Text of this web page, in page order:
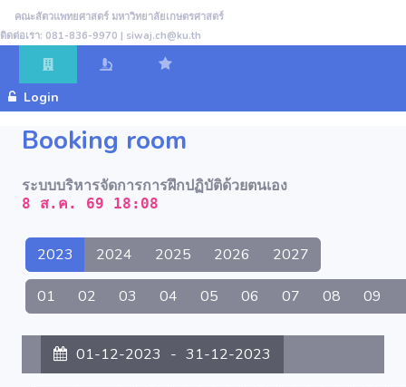
คณะสัตวแพทยศาสตร์ มหาวิทยาลัยเกษตรศาสตร์
ติดต่อเรา: 081-836-9970 | siwaj.ch@ku.th
Login
Booking room
ระบบบริหารจัดการการฝึกปฏิบัติด้วยตนเอง
8 ส.ค. 69 18:08
2023 2024 2025 2026 2027
01 02 03 04 05 06 07 08 09
01-12-2023 - 31-12-2023